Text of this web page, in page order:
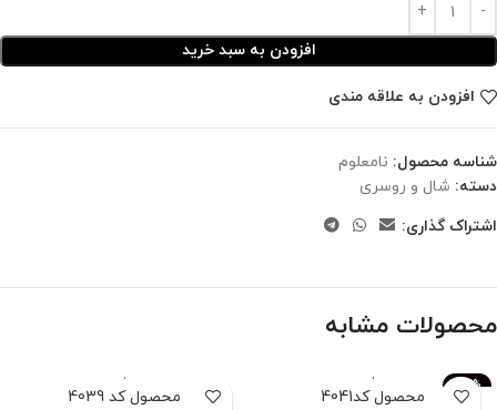
افزودن به سبد خرید
افزودن به علاقه مندی
شناسه محصول: نامعلوم
دسته: شال و روسری
اشتراک گذاری:
محصولات مشابه
-83%
محصول کد4041 محصول کد 4039